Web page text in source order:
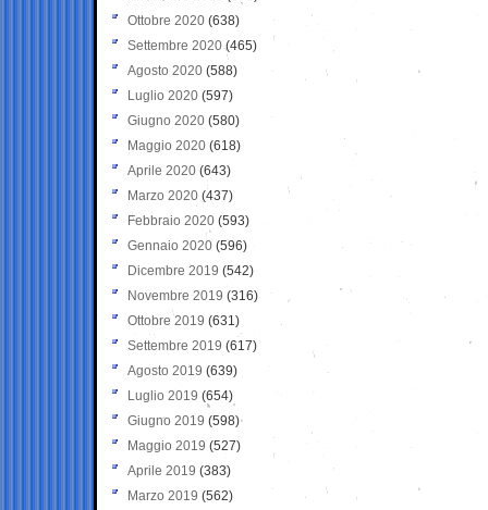
Ottobre 2020 (638)
Settembre 2020(465)
Agosto 2020 (588)
Luglio 2020 (597)
Giugno 2020 (580)
Maggio 2020 (618)
Aprile 2020 (643)
Marzo 2020 (437)
Febbraio 2020 (593)
Gennaio 2020 (596)
Dicembre 2019 (542)
Novembre 2019 (316)
Ottobre 2019 (631)
Settembre 2019 (617)
Agosto 2019 (639)
Luglio 2019 (654)
Giugno 2019 (598)
Maggio 2019 (527)
Aprile 2019 (383)
Marzo 2019 (562)